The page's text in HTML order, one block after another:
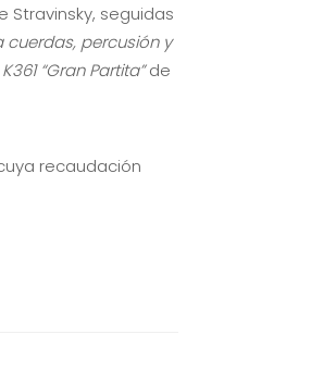
Stravinsky, seguidas
cuerdas, percusión y
“Gran Partita”de
recaudación